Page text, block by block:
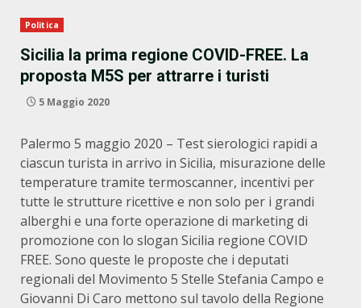
Politica
Sicilia la prima regione COVID-FREE. La
proposta M5S per attrarre i turisti
5 Maggio 2020
Palermo 5 maggio 2020 – Test sierologici rapidi a
ciascun turista in arrivo in Sicilia, misurazione delle
temperature tramite termoscanner, incentivi per
tutte le strutture ricettive e non solo per i grandi
alberghi e una forte operazione di marketing di
promozione con lo slogan Sicilia regione COVID
FREE. Sono queste le proposte che i deputati
regionali del Movimento 5 Stelle Stefania Campo e
Giovanni Di Caro mettono sul tavolo della Regione